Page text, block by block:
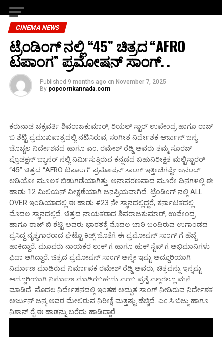
CINEMA NEWS
ಟ್ರೆಂಡಿಂಗ್ ನಲ್ಲಿ “45” ಚಿತ್ರದ “AFRO
ಟಪಾಂಗ” ಪ್ರಮೋಷನ್ ಸಾಂಗ್. .
Published 9 months ago on November 7, 2025
By popcornkannada.com
ಕರುನಾಡ ಚಕ್ರವರ್ತಿ ಶಿವರಾಜಕುಮಾರ್, ರಿಯಲ್ ಸ್ಟಾರ್ ಉಪೇಂದ್ರ ಹಾಗೂ ರಾಜ್
ಬಿ ಶೆಟ್ಟಿ ಪ್ರಮುಖಪಾತ್ರದಲ್ಲಿ ನಟಿಸಿರುವ, ಸಂಗೀತ ನಿರ್ದೇಶಕ ಅರ್ಜುನ್ ಜನ್ಯ
ಚೊಚ್ಚಲ ನಿರ್ದೇಶನದ ಹಾಗೂ ಎಂ. ರಮೇಶ್ ರೆಡ್ಡಿ ಅವರು ತಮ್ಮ ಸೂರಜ್
ಪ್ರೊಡಕ್ಷನ್ ಬ್ಯಾನರ್ ನಲ್ಲಿ ನಿರ್ಮಿಸುತ್ತಿರುವ ಕನ್ನಡದ ಬಹುನಿರೀಕ್ಷಿತ ಮಲ್ಟಿಸ್ಟಾರರ್
“45” ಚಿತ್ರದ “AFRO ಟಪಾಂಗ” ಪ್ರಮೋಷನ್ ಸಾಂಗ್ ಇತ್ತೀಚೆಗಷ್ಟೇ ಆನಂದ್
ಆಡಿಯೋ ಮೂಲಕ ಬಿಡುಗಡೆಯಾಗಿತ್ತು. ಅನಾವರಣವಾದ ಮೂರೇ ದಿನಗಳಲ್ಲಿ ಈ
ಹಾಡು 12 ಮಿಲಿಯನ್ ವೀಕ್ಷಣೆಯಾಗಿ ಜನಪ್ರಿಯವಾಗಿದೆ‌. ಟ್ರೆಂಡಿಂಗ್ ನಲ್ಲಿ ALL
OVER ಇಂಡಿಯಾದಲ್ಲಿ ಈ ಹಾಡು #23 ನೇ ಸ್ಥಾನದಲ್ಲಿದ್ದರೆ, ಕರ್ನಾಟಕದಲ್ಲಿ
ಮೊದಲ ಸ್ಥಾನದಲ್ಲಿದೆ. ಚಿತ್ರದ ನಾಯಕರಾದ ಶಿವರಾಜಕುಮಾರ್, ಉಪೇಂದ್ರ
ಹಾಗೂ ರಾಜ್ ಬಿ ಶೆಟ್ಟಿ ಅವರು ಭಾರತಕ್ಕೆ ಮೊದಲ ಬಾರಿ ಬಂದಿರುವ ಉಗಾಂಡದ
ಪ್ರಸಿದ್ದ ನೃತ್ಯಗಾರರಾದ ಘೆಟ್ಟೊ ಕಿಡ್ಸ್ ಜೊತೆಗೆ ಈ ಪ್ರಮೋಷನ್ ಸಾಂಗ್ ಗೆ ಹೆಜ್ಜೆ
ಹಾಕಿದ್ದಾರೆ. ಮೂವರು ನಾಯಕರ ಲುಕ್ ಗೆ ಹಾಗೂ ಹುಕ್ ಸ್ಟೆಪ್ ಗೆ ಅಭಿಮಾನಿಗಳು
ಫಿದಾ ಆಗಿದ್ದಾರೆ. ಚಿತ್ರದ ಪ್ರಮೋಷನ್ ಸಾಂಗ್ ಅನ್ನೇ ಇಷ್ಟು ಅದ್ದೂರಿಯಾಗಿ
ನಿರ್ಮಾಣ ಮಾಡಿರುವ ನಿರ್ಮಾಪಕ ರಮೇಶ್ ರೆಡ್ಡಿ ಅವರು, ಚಿತ್ರವನ್ನು ಇನ್ನಷ್ಟು
ಅದ್ದೂರಿಯಾಗಿ ನಿರ್ಮಾಣ ಮಾಡಿರಬಹುದು ಎಂಬ ಪ್ರಶ್ನೆ ಎಲ್ಲರಲ್ಲೂ ಮನೆ
ಮಾಡಿದೆ‌. ಮೊದಲ ನಿರ್ದೇಶನದಲ್ಲಿ ಇಂತಹ ಅದ್ಭುತ ಸಾಂಗ್ ನೀಡಿರುವ ನಿರ್ದೇಶಕ
ಅರ್ಜುನ್ ಜನ್ಯ ಅವರ ಮೇಲಿರುವ ನಿರೀಕ್ಷೆ ಮತ್ತಷ್ಟು ಹೆಚ್ಚಿದೆ‌. ಎಂ.ಸಿ.ಬಿಜ್ಜು ಹಾಗೂ
ನಿಶಾನ್ ರೈ ಈ ಹಾಡನ್ನು ಬರೆದು ಹಾಡಿದ್ದಾರೆ.